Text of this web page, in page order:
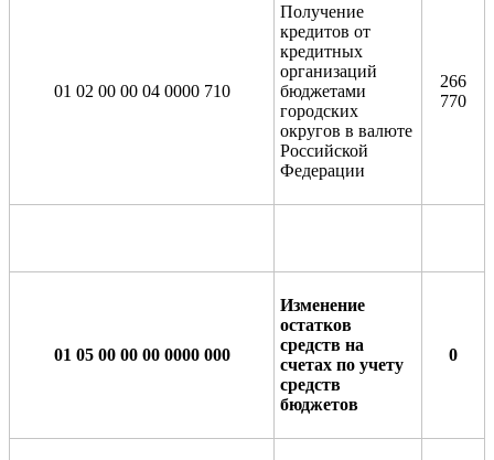
01 02 00 00 04 0000 710
Получение
кредитов от
кредитных
организаций
бюджетами
городских
округов в валюте
Российской
Федерации
266
770
01 05 00 00 00 0000 000
Изменение
остатков
средств на
счетах по учету
средств
бюджетов
0